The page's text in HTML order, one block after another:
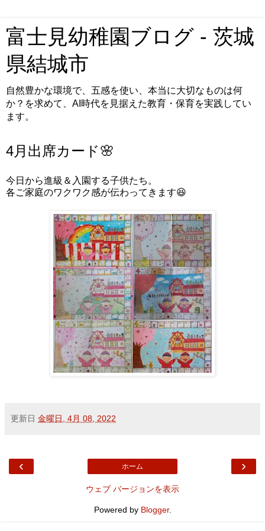
富士見幼稚園ブログ - 茨城
県結城市
自然豊かな環境で、五感を使い、本当に大切なものは何
か？を求めて、AI時代を見据えた教育・保育を実践してい
ます。
4月出席カード🌸
今日から進級＆入園する子供たち。
各ご家庭のワクワク感が伝わってきます😆
更新日 金曜日, 4月 08, 2022
‹ ›
ホーム
ウェブ バージョンを表示
Powered by Blogger.